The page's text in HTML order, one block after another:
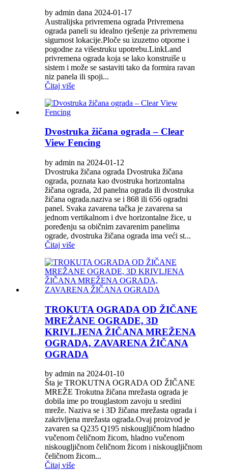
by admin dana 2024-01-17
Australijska privremena ograda Privremena
ograda paneli su idealno rješenje za privremenu
sigurnost lokacije.Ploče su izuzetno otporne i
pogodne za višestruku upotrebu.LinkLand
privremena ograda koja se lako konstruiše u
sistem i može se sastaviti tako da formira ravan
niz panela ili spoji...
Čitaj više
Dvostruka žičana ograda – Clear
View Fencing
by admin na 2024-01-12
Dvostruka žičana ograda Dvostruka žičana
ograda, poznata kao dvostruka horizontalna
žičana ograda, 2d panelna ograda ili dvostruka
žičana ograda.naziva se i 868 ili 656 ogradni
panel. Svaka zavarena tačka je zavarena sa
jednom vertikalnom i dve horizontalne žice, u
poređenju sa običnim zavarenim panelima
ograde, dvostruka žičana ograda ima veći st...
Čitaj više
TROKUTA OGRADA OD ŽIČANE
MREŽANE OGRADE, 3D
KRIVLJENA ŽIČANA MREŽENA
OGRADA, ZAVARENA ŽIČANA
OGRADA
by admin na 2024-01-10
Šta je TROKUTNA OGRADA OD ŽIČANE
MREŽE Trokutna žičana mrežasta ograda je
dobila ime po trouglastom zavoju u sredini
mreže. Naziva se i 3D žičana mrežasta ograda i
zakrivljena mrežasta ograda.Ovaj proizvod je
zavaren sa Q235 Q195 niskougljičnom hladno
vučenom čeličnom žicom, hladno vučenom
niskougljičnom čeličnom žicom i niskougljičnom
čeličnom žicom...
Čitaj više